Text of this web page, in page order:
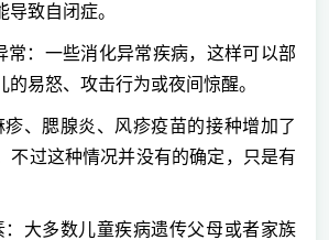
致自闭症。
：一些消化异常疾病，这样可以部
的易怒、攻击行为或夜间惊醒。
腮腺炎、风疹疫苗的接种增加了
不过这种情况并没有的确定，只是有
多数儿童疾病遗传父母或者家族